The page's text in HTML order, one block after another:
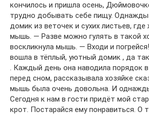
кончилось и пришла осень,
трудно добывать себе пищу. Однажды
домик из веточек и сухих листьев, где
мышь. — Разве можно гулять в такой
воскликнула мышь. — Входи и
вошла в тёплый, уютный домик , да
. Каждый день она наводила порядок
перед сном, рассказывала хозяйке
мышь была очень довольна. И
Сегодня к нам в гости придёт мой
крот. Постарайся ему понравиться. О